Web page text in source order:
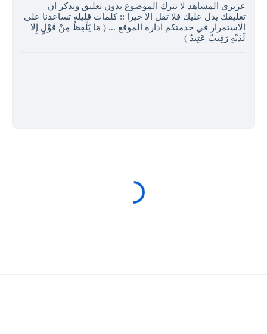
عزيزي المشاهد لا تترك الموضوع بدون تعليق وتذكر ان
تعليقك يدل عليك فلا تقل الا خيرا :: كلمات قليلة تساعدنا على
الاستمرار في خدمتكم ادارة الموقع ... ( مَا يَلْفِظُ مِنْ قَوْلٍ إِلا
لَدَيْهِ رَقِيبٌ عَتِيدٌ )